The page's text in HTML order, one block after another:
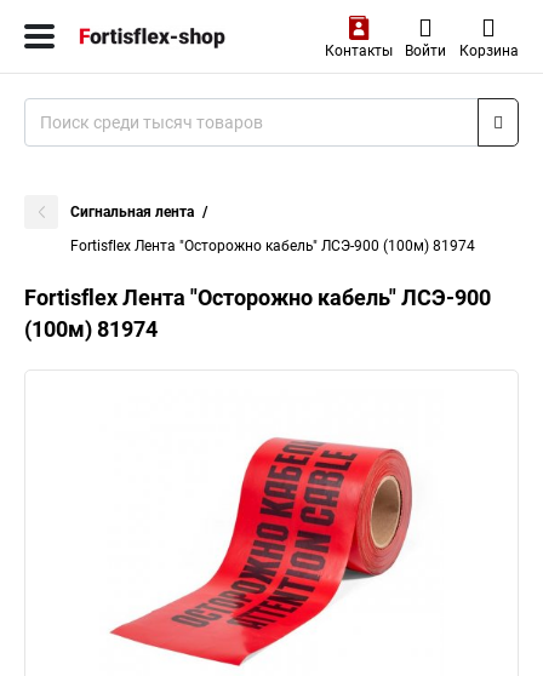
Контакты Войти Корзина
Сигнальная лента
Fortisflex Лента "Осторожно кабель" ЛСЭ-900 (100м) 81974
Fortisflex Лента "Осторожно кабель" ЛСЭ-900
(100м) 81974